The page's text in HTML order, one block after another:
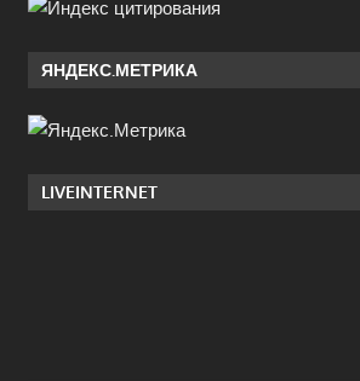
ЯНДЕКС.МЕТРИКА
LIVEINTERNET